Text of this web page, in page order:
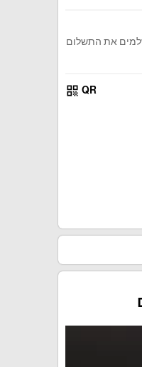
את התשלום
QR
qr_code